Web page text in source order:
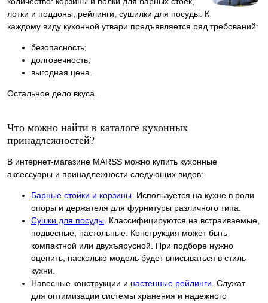
лотки и поддоны, рейлинги, сушилки для посуды. К
каждому виду кухонной утвари предъявляется ряд требований:
безопасность;
долговечность;
выгодная цена.
Остальное дело вкуса.
Что можно найти в каталоге кухонных
принадлежностей?
В интернет-магазине MARSS можно купить кухонные
аксессуары и принадлежности следующих видов:
Барные стойки и корзины . Используется на кухне в роли
опоры и держателя для фурнитуры различного типа.
Сушки для посуды . Классифицируются на встраиваемые,
подвесные, настольные. Конструкция может быть
компактной или двухъярусной. При подборе нужно
оценить, насколько модель будет вписываться в стиль
кухни.
Навесные конструкции и настенные рейлинги . Служат
для оптимизации системы хранения и надежного